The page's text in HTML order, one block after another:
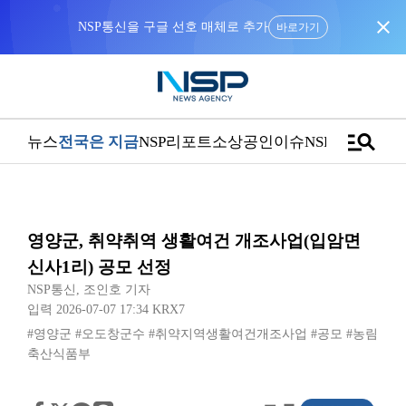
NSP통신을 구글 선호 매체로 추가 바로가기 close
뉴스전국은 지금NSP리포트소상공인이슈NSPTVmanage_search
영양군, 취약취역 생활여건 개조사업(입암면
신사1리) 공모 선정
NSP통신 , 조인호 기자
입력 2026-07-07 17:34 KRX7
#영양군 #오도창군수 #취약지역생활여건개조사업 #공모 #농림
축산식품부